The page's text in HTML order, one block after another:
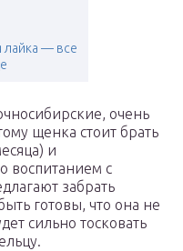
лайка — все
очень
щенка стоит брать
и
воспитанием с
забрать
готовы, что она не
сильно тосковать